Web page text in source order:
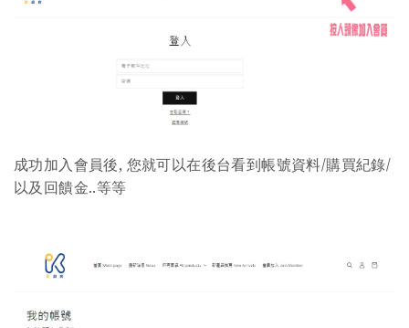
成功加入會員後, 您就可以在後台看到帳號資料/購買紀錄/
以及回饋金..等等